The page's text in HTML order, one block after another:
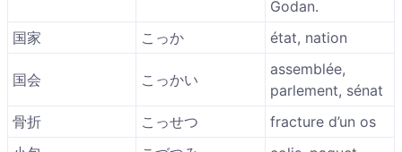
Godan.
国家
こっか état, nation
国会 こっかい
assemblée,
parlement, sénat
骨折
こっせつ
fracture d’un os